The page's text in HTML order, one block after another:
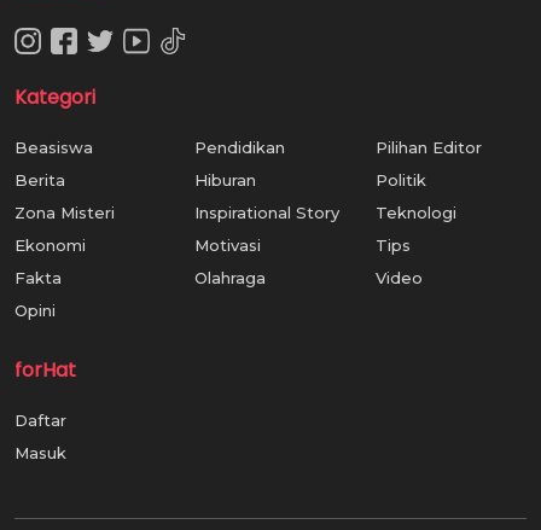
Kategori
Beasiswa
Berita
Zona Misteri
Ekonomi
Fakta
Opini
Pendidikan
Hiburan
Inspirational Story
Motivasi
Olahraga
Pilihan Editor
Politik
Teknologi
Tips
Video
forHat
Daftar
Masuk